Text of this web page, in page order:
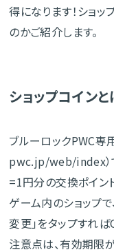
得になります！ショッ
のかご紹介します。
ショップコインと
ブルーロックPWC
pwc.jp/web/index）
=1円分の交換ポイン
ゲーム内のショップ
変更」をタップすれば
注意点は、有効期限